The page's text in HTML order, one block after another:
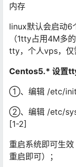
内存
linux默认会启动6
（1tty占用4M多
tty，个人vps，仅
Centos5.* 设置tty
①、编辑 /etc/
②、编辑 /etc/
[1-2]
重启系统即可生
重启即可）；